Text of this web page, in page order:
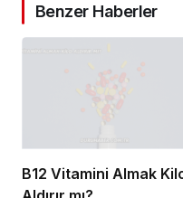
Benzer Haberler
B12 Vitamini Almak